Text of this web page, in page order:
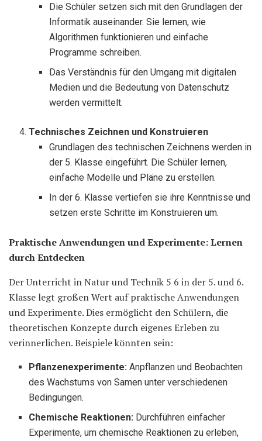
Die Schüler setzen sich mit den Grundlagen der
Informatik auseinander. Sie lernen, wie
Algorithmen funktionieren und einfache
Programme schreiben.
Das Verständnis für den Umgang mit digitalen
Medien und die Bedeutung von Datenschutz
werden vermittelt.
Technisches Zeichnen und Konstruieren
Grundlagen des technischen Zeichnens werden in
der 5. Klasse eingeführt. Die Schüler lernen,
einfache Modelle und Pläne zu erstellen.
In der 6. Klasse vertiefen sie ihre Kenntnisse und
setzen erste Schritte im Konstruieren um.
Praktische Anwendungen und Experimente: Lernen
durch Entdecken
Der Unterricht in Natur und Technik 5 6 in der 5. und 6.
Klasse legt großen Wert auf praktische Anwendungen
und Experimente. Dies ermöglicht den Schülern, die
theoretischen Konzepte durch eigenes Erleben zu
verinnerlichen. Beispiele könnten sein:
Pflanzenexperimente: Anpflanzen und Beobachten
des Wachstums von Samen unter verschiedenen
Bedingungen.
Chemische Reaktionen: Durchführen einfacher
Experimente, um chemische Reaktionen zu erleben,